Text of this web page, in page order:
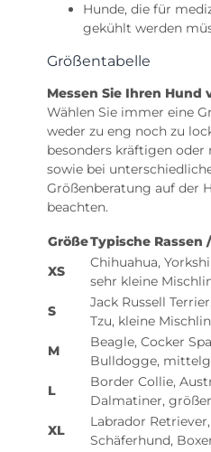
Hunde, die für
gekühlt werden
Größentabelle
Messen Sie Ihren Hund
Wählen Sie immer eine
weder zu eng noch zu
besonders kräftigen oder
sowie bei
Größenberatung auf der
beachten.
GrößeTypische Rassen
XS
Chihuahua,
sehr kleine
S
Jack Russell
Tzu, kleine
M
Beagle, Cocker
Bulldogge,
L
Border Collie,
Dalmatiner,
XL
Labrador
Schäferhund,